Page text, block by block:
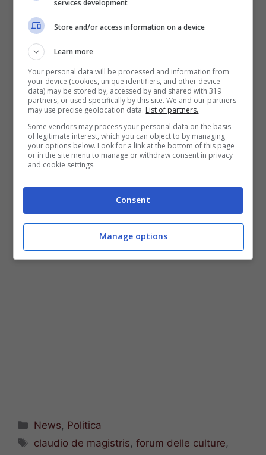
Doppia bocciatura quindi per Claudio de
Magistris alla direzione organizzativa del
Forum delle Culture
altro che aumentare le accuse di ‘parentopoli’
per l’amministrazione che prometteva la
rivoluzione arancione. Un colore che a distanza
di due anni è sempre più sbiadito.
Categorie
News, Politica
Tag
claudio de magistris,forum delle culture,
services development
Store and/or access information on a device
Learn more
Your personal data will be processed and information from
your device (cookies, unique identifiers, and other device
data) may be stored by, accessed by and shared with 319
partners, or used specifically by this site. We and our partners
may use precise geolocation data. List of partners.
Some vendors may process your personal data on the basis
of legitimate interest, which you can object to by managing
your options below. Look for a link at the bottom of this page
or in the site menu to manage or withdraw consent in privacy
and cookie settings.
Consent
Manage options